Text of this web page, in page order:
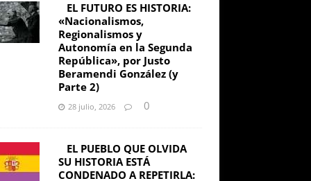
EL FUTURO ES HISTORIA:
«Nacionalismos,
Regionalismos y
Autonomía en la Segunda
República», por Justo
Beramendi González (y
Parte 2)
28 julio, 2026 0
EL PUEBLO QUE OLVIDA
SU HISTORIA ESTÁ
CONDENADO A REPETIRLA: